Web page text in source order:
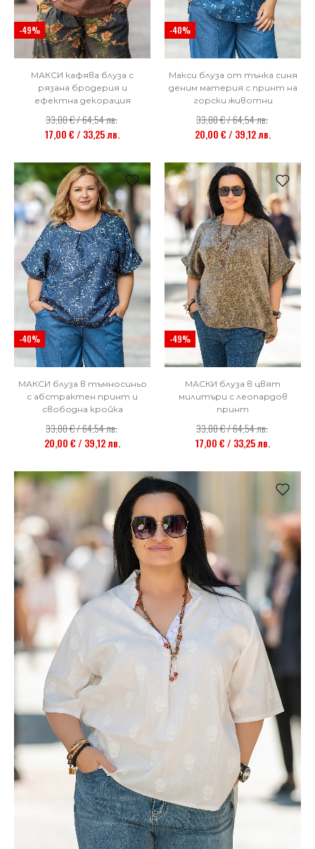
-49%
МАКСИ кафява блуза с
рязана бродерия и
ефектна декорация
33,00 € / 64,54 лв.
17,00 € / 33,25 лв.
-40%
Макси блуза от тънка синя
деним материя с принт на
горски животни
33,00 € / 64,54 лв.
20,00 € / 39,12 лв.
-40%
МАКСИ блуза в тъмносиньо
с абстрактен принт и
свободна кройка
33,00 € / 64,54 лв.
20,00 € / 39,12 лв.
-49%
МАСКИ блуза в цвят
милитъри с леопардов
принт
33,00 € / 64,54 лв.
17,00 € / 33,25 лв.